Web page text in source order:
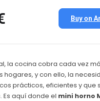
Buy on
la cocina cobra cada vez
hogares, y con ello, la
prácticos, eficientes y que
aquí donde el mini horno